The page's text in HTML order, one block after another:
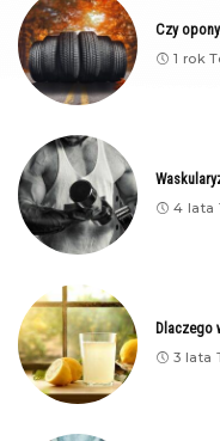
Czy
1 rok
4 lata
Dlaczego
3 lata